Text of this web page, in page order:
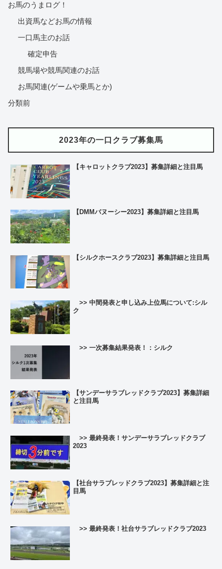
お馬のうまログ！
出資馬などお馬の情報
一口馬主のお話
確定申告
競馬場や競馬関連のお話
お馬関連(ゲームや乗馬とか)
分類前
2023年の一口クラブ募集馬
【キャロットクラブ2023】募集詳細と注目馬
【DMMバヌーシー2023】募集詳細と注目馬
【シルクホースクラブ2023】募集詳細と注目馬
>> 中間発表と申し込み上位馬について:シル
ク
>> 一次募集結果発表！：シルク
【サンデーサラブレッドクラブ2023】募集詳細
と注目馬
>> 最終発表！サンデーサラブレッドクラブ
2023
【社台サラブレッドクラブ2023】募集詳細と注
目馬
>> 最終発表！社台サラブレッドクラブ2023